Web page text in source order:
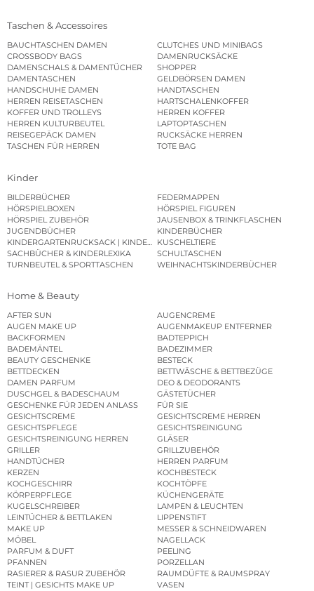
Taschen & Accessoires
BAUCHTASCHEN DAMEN
CLUTCHES UND MINIBAGS
CROSSBODY BAGS
DAMENRUCKSÄCKE
DAMENSCHALS & DAMENTÜCHER
SHOPPER
DAMENTASCHEN
GELDBÖRSEN DAMEN
HANDSCHUHE DAMEN
HANDTASCHEN
HERREN REISETASCHEN
HARTSCHALENKOFFER
KOFFER UND TROLLEYS
HERREN KOFFER
HERREN KULTURBEUTEL
LAPTOPTASCHEN
REISEGEPÄCK DAMEN
RUCKSÄCKE HERREN
TASCHEN FÜR HERREN
TOTE BAG
Kinder
BILDERBÜCHER
FEDERMAPPEN
HÖRSPIELBOXEN
HÖRSPIEL FIGUREN
HÖRSPIEL ZUBEHÖR
JAUSENBOX & TRINKFLASCHEN
JUGENDBÜCHER
KINDERBÜCHER
KINDERGARTENRUCKSACK | KINDERGARTENBEUTEL
KUSCHELTIERE
SACHBÜCHER & KINDERLEXIKA
SCHULTASCHEN
TURNBEUTEL & SPORTTASCHEN
WEIHNACHTSKINDERBÜCHER
Home & Beauty
AFTER SUN
AUGENCREME
AUGEN MAKE UP
AUGENMAKEUP ENTFERNER
BACKFORMEN
BADTEPPICH
BADEMÄNTEL
BADEZIMMER
BEAUTY GESCHENKE
BESTECK
BETTDECKEN
BETTWÄSCHE & BETTBEZÜGE
DAMEN PARFUM
DEO & DEODORANTS
DUSCHGEL & BADESCHAUM
GÄSTETÜCHER
GESCHENKE FÜR JEDEN ANLASS
FÜR SIE
GESICHTSCREME
GESICHTSCREME HERREN
GESICHTSPFLEGE
GESICHTSREINIGUNG
GESICHTSREINIGUNG HERREN
GLÄSER
GRILLER
GRILLZUBEHÖR
HANDTÜCHER
HERREN PARFUM
KERZEN
KOCHBESTECK
KOCHGESCHIRR
KOCHTÖPFE
KÖRPERPFLEGE
KÜCHENGERÄTE
KUGELSCHREIBER
LAMPEN & LEUCHTEN
LEINTÜCHER & BETTLAKEN
LIPPENSTIFT
MAKE UP
MESSER & SCHNEIDWAREN
MÖBEL
NAGELLACK
PARFUM & DUFT
PEELING
PFANNEN
PORZELLAN
RASIERER & RASUR ZUBEHÖR
RAUMDÜFTE & RAUMSPRAY
TEINT | GESICHTS MAKE UP
VASEN